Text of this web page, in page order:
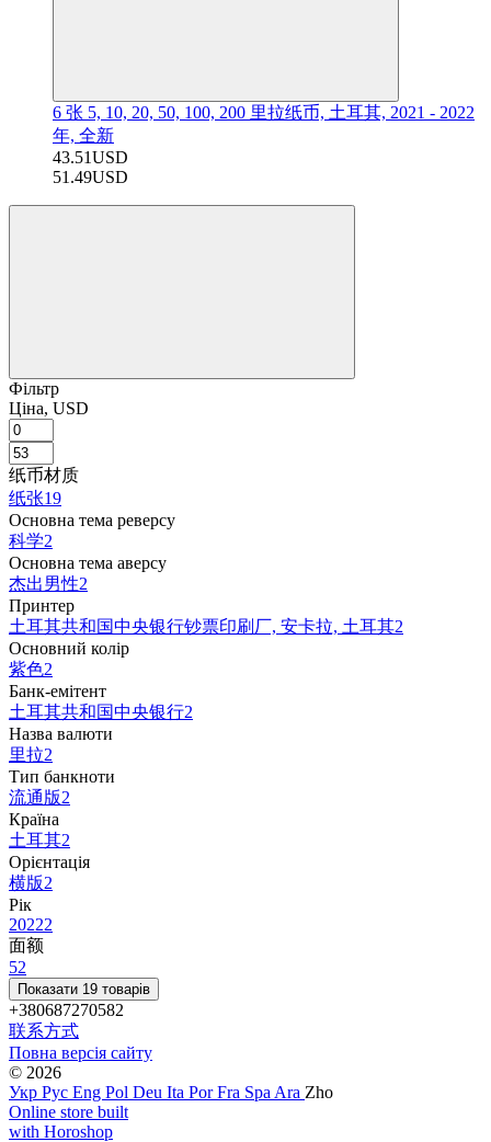
6 张 5, 10, 20, 50, 100, 200 里拉纸币, 土耳其, 2021 - 2022
年, 全新
43.51USD
51.49USD
Фільтр
Ціна, USD
纸币材质
纸张19
Основна тема реверсу
科学2
Основна тема аверсу
杰出男性2
Принтер
土耳其共和国中央银行钞票印刷厂, 安卡拉, 土耳其2
Основний колір
紫色2
Банк-емітент
土耳其共和国中央银行2
Назва валюти
里拉2
Тип банкноти
流通版2
Країна
土耳其2
Орієнтація
横版2
Рік
20222
面额
52
Показати 19 товарів
+380687270582
联系方式
Повна версія сайту
© 2026
Укр Рус Eng Pol Deu Ita PorFra Spa Ara Zho
Online store built
with Horoshop